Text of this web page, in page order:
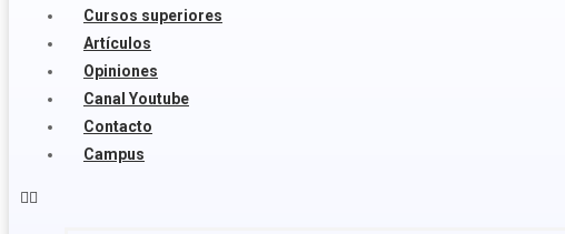
Cursos superiores
Artículos
Opiniones
Canal Youtube
Contacto
Campus